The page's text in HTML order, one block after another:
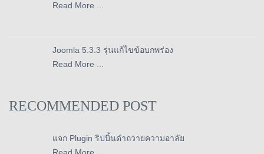
Read More ...
Joomla 5.3.3 รุ่นแก้ไขข้อบกพร่อง
Read More ...
RECOMMENDED POST
แจก Plugin ริปบิ้นดำถวายความอาลัย